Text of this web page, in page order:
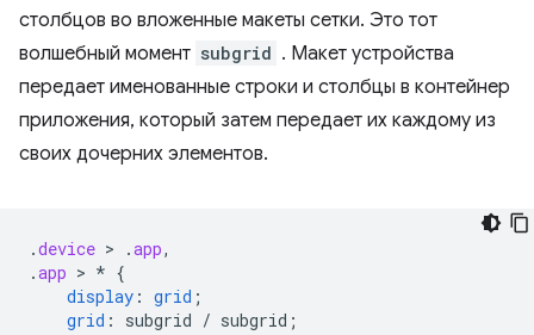
столбцов во вложенные макеты сетки. Это тот
волшебный момент subgrid . Макет устройства
передает именованные строки и столбцы в контейнер
приложения, который затем передает их каждому из
своих дочерних элементов.
.device > .app,
.app > * {
display : grid ;
grid : subgrid / subgrid ;